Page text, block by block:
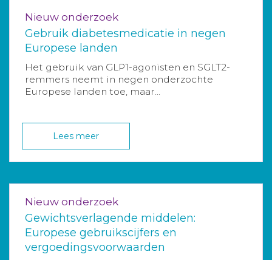
Nieuw onderzoek
Gebruik diabetesmedicatie in negen
Europese landen
Het gebruik van GLP1-agonisten en SGLT2-
remmers neemt in negen onderzochte
Europese landen toe, maar...
Lees meer
Nieuw onderzoek
Gewichtsverlagende middelen:
Europese gebruikscijfers en
vergoedingsvoorwaarden